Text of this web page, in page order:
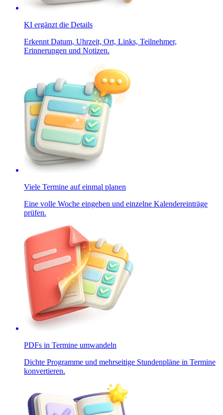
KI ergänzt die Details
Erkennt Datum, Uhrzeit, Ort, Links, Teilnehmer,
Erinnerungen und Notizen.
Viele Termine auf einmal planen
Eine volle Woche eingeben und einzelne Kalendereinträge
prüfen.
PDFs in Termine umwandeln
Dichte Programme und mehrseitige Stundenpläne in Termine
konvertieren.